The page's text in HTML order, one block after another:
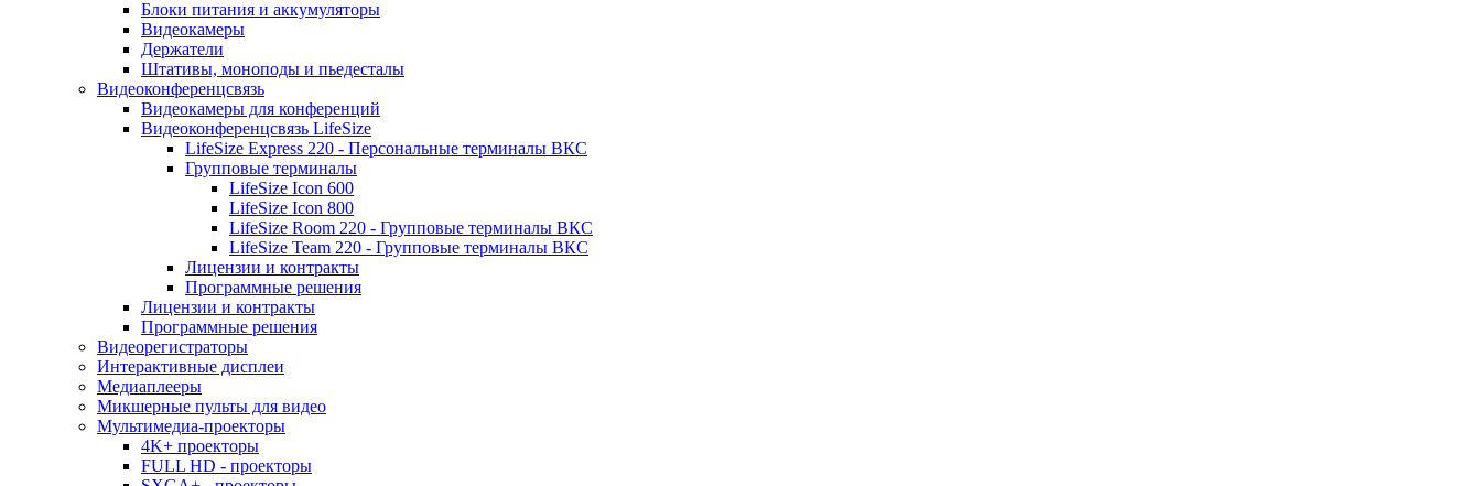
Блоки питания и аккумуляторы
Видеокамеры
Держатели
Штативы, моноподы и пьедесталы
Видеоконференцсвязь
Видеокамеры для конференций
Видеоконференцсвязь LifeSize
LifeSize Express 220 - Персональные терминалы ВКС
Групповые терминалы
LifeSize Icon 600
LifeSize Icon 800
LifeSize Room 220 - Групповые терминалы ВКС
LifeSize Team 220 - Групповые терминалы ВКС
Лицензии и контракты
Программные решения
Лицензии и контракты
Программные решения
Видеорегистраторы
Интерактивные дисплеи
Медиаплееры
Микшерные пульты для видео
Мультимедиа-проекторы
4K+ проекторы
FULL HD - проекторы